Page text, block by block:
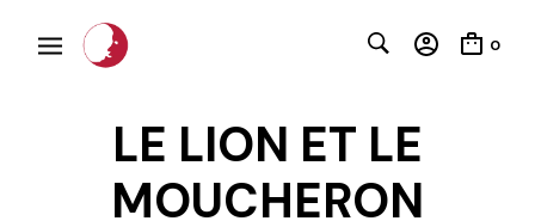
0
LE LION ET LE
MOUCHERON